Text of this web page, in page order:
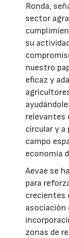
Ronda,
sector
su
nuestro
eficaz y
relevantes
circular y
campo
economía
Aevae se
para
crecientes
asociación
zonas de